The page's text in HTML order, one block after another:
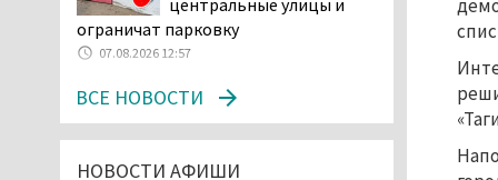
06.08.2026 13:53
В Детской городской
больнице № 3 Нижнего
Тагила опровергли
обвинения родителей, которые
заявили, что их дочь в палате
покусала бельевая вошь
ограничат парковку
07.08.2026 12:57
ВСЕ НОВОСТИ
НОВОСТИ АФИШИ